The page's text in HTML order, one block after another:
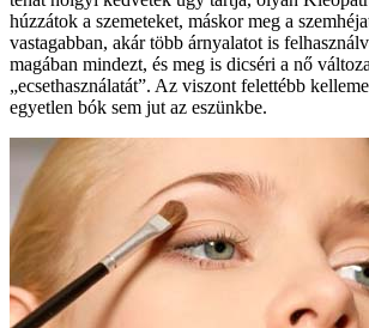
húzzátok a szemeteket, máskor meg a
vastagabban, akár több árnyalatot is
magában mindezt, és meg is dicséri a nő
„ecsethasználatát”. Az viszont felettébb
egyetlen bók sem jut az eszünkbe.